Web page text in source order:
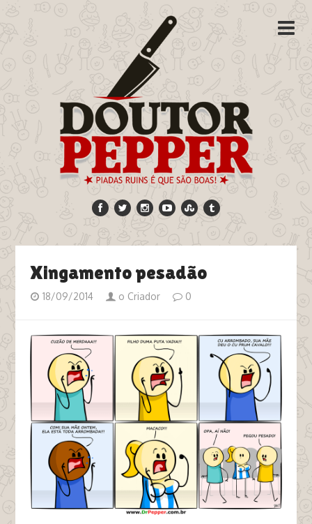
Xingamento pesadão
18/09/2014 o Criador 0